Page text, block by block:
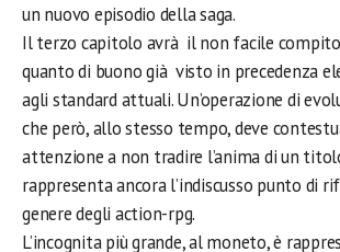
un nuovo episodio della saga.
Il terzo capitolo avrà il non facile
quanto di buono già visto in precedenza
agli standard attuali. Un’operazione di
che però, allo stesso tempo, deve
attenzione a non tradire l’anima di un
rappresenta ancora l’indiscusso punto di
genere degli action-rpg.
L’incognita più grande, al moneto, è